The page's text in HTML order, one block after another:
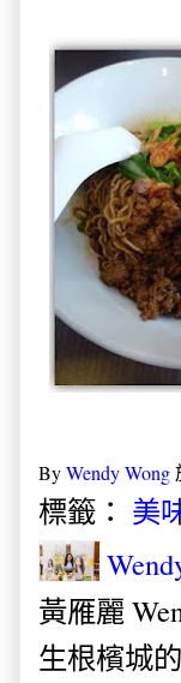
ByWendy Wong
標籤： 美
黃雁麗
生根檳城